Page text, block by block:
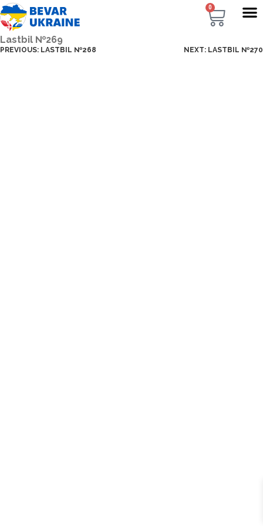
0
Lastbil №269
PREVIOUS: LASTBIL №268 NEXT: LASTBIL №270